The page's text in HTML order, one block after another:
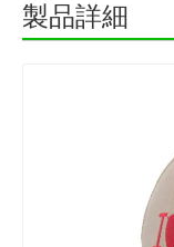
製品詳細